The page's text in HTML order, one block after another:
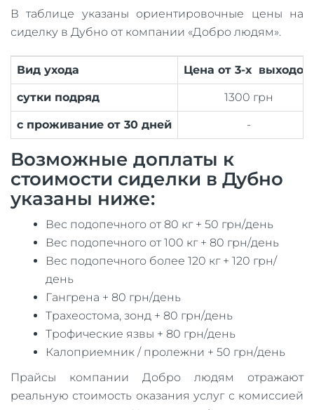
В таблице указаны ориентировочные цены на
сиделку в Дубно от компании «Добро людям».
Вид ухода Цена от 3-х выходов
сутки подряд 1300 грн
с проживание от 30 дней -
Возможные доплаты к
стоимости сиделки в Дубно
указаны ниже:
Вес подопечного от 80 кг + 50 грн/день
Вес подопечного от 100 кг + 80 грн/день
Вес подопечного более 120 кг + 120 грн/
день
Гангрена + 80 грн/день
Трахеостома, зонд + 80 грн/день
Трофические язвы + 80 грн/день
Калоприемник / пролежни + 50 грн/день
Прайсы компании Добро людям отражают
реальную стоимость оказания услуг с комиссией